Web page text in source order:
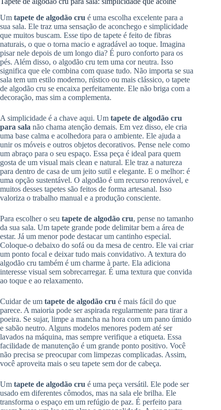
Um tapete de algodão cru é uma escolha excelente para a
sua sala. Ele traz uma sensação de aconchego e simplicidade
que muitos buscam. Esse tipo de tapete é feito de fibras
naturais, o que o torna macio e agradável ao toque. Imagina
pisar nele depois de um longo dia? É puro conforto para os
pés. Além disso, o algodão cru tem uma cor neutra. Isso
significa que ele combina com quase tudo. Não importa se sua
sala tem um estilo moderno, rústico ou mais clássico, o tapete
de algodão cru se encaixa perfeitamente. Ele não briga com a
decoração, mas sim a complementa.
A simplicidade é a chave aqui. Um tapete de algodão cru
para sala não chama atenção demais. Em vez disso, ele cria
uma base calma e acolhedora para o ambiente. Ele ajuda a
unir os móveis e outros objetos decorativos. Pense nele como
um abraço para o seu espaço. Essa peça é ideal para quem
gosta de um visual mais clean e natural. Ele traz a natureza
para dentro de casa de um jeito sutil e elegante. E o melhor: é
uma opção sustentável. O algodão é um recurso renovável, e
muitos desses tapetes são feitos de forma artesanal. Isso
valoriza o trabalho manual e a produção consciente.
Para escolher o seu tapete de algodão cru, pense no tamanho
da sua sala. Um tapete grande pode delimitar bem a área de
estar. Já um menor pode destacar um cantinho especial.
Coloque-o debaixo do sofá ou da mesa de centro. Ele vai criar
um ponto focal e deixar tudo mais convidativo. A textura do
algodão cru também é um charme à parte. Ela adiciona
interesse visual sem sobrecarregar. É uma textura que convida
ao toque e ao relaxamento.
Cuidar de um tapete de algodão cru é mais fácil do que
parece. A maioria pode ser aspirada regularmente para tirar a
poeira. Se sujar, limpe a mancha na hora com um pano úmido
e sabão neutro. Alguns modelos menores podem até ser
lavados na máquina, mas sempre verifique a etiqueta. Essa
facilidade de manutenção é um grande ponto positivo. Você
não precisa se preocupar com limpezas complicadas. Assim,
você aproveita mais o seu tapete sem dor de cabeça.
Um tapete de algodão cru é uma peça versátil. Ele pode ser
usado em diferentes cômodos, mas na sala ele brilha. Ele
transforma o espaço em um refúgio de paz. É perfeito para